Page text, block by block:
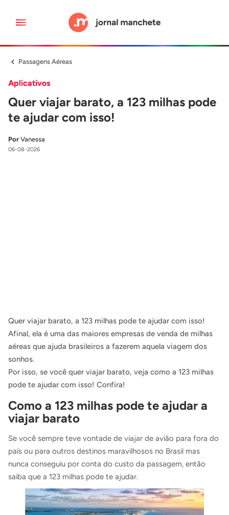
Passagens Aéreas
Aplicativos
Quer viajar barato, a 123 milhas pode
te ajudar com isso!
Por Vanessa
06-08-2026
Quer viajar barato, a 123 milhas pode te ajudar com isso!
Afinal, ela é uma das maiores empresas de venda de milhas
aéreas que ajuda brasileiros a fazerem aquela viagem dos
sonhos.
Por isso, se você quer viajar barato, veja como a 123 milhas
pode te ajudar com isso! Confira!
Como a 123 milhas pode te ajudar a
viajar barato
Se você sempre teve vontade de viajar de avião para fora do
país ou para outros destinos maravilhosos no Brasil mas
nunca conseguiu por conta do custo da passagem, então
saiba que a 123 milhas pode te ajudar.